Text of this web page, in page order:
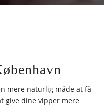
mere naturlig måde at få
give dine vipper mere